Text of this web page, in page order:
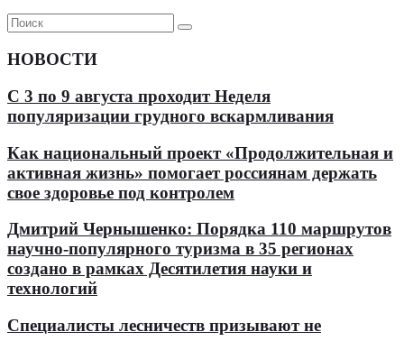
НОВОСТИ
С 3 по 9 августа проходит Неделя
популяризации грудного вскармливания
Как национальный проект «Продолжительная и
активная жизнь» помогает россиянам держать
свое здоровье под контролем
Дмитрий Чернышенко: Порядка 110 маршрутов
научно-популярного туризма в 35 регионах
создано в рамках Десятилетия науки и
технологий
Специалисты лесничеств призывают не